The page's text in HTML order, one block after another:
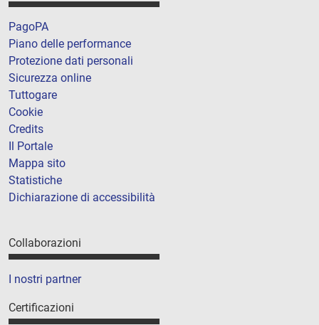
PagoPA
Piano delle performance
Protezione dati personali
Sicurezza online
Tuttogare
Cookie
Credits
Il Portale
Mappa sito
Statistiche
Dichiarazione di accessibilità
Collaborazioni
I nostri partner
Certificazioni